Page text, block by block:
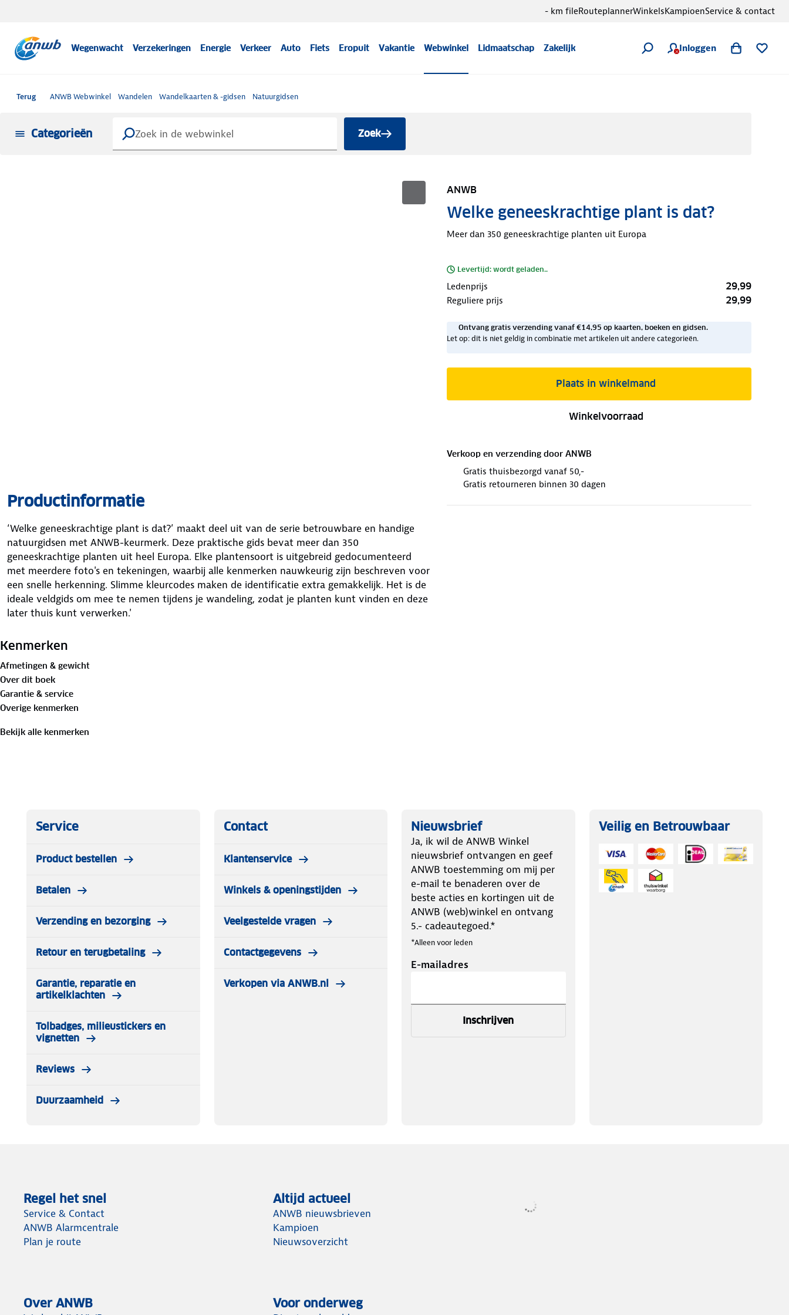
Wegenwacht Verzekeringen Energie Verkeer Auto Fiets Eropuit Vakantie Webwinkel Lidmaatschap Zakelijk Inloggen
- km fileRouteplannerWinkelsKampioenService & contact
Terug ANWB Webwinkel Wandelen Wandelkaarten & -gidsen Natuurgidsen
Categorieën Zoek
ANWB
Welke geneeskrachtige plant is dat?
Meer dan 350 geneeskrachtige planten uit Europa
Levertijd: wordt geladen..
Ledenprijs 29,99
Reguliere prijs 29,99
Ontvang gratis verzending vanaf €14,95 op kaarten, boeken en gidsen.
Let op: dit is niet geldig in combinatie met artikelen uit andere categorieën.
Plaats in winkelmand
Winkelvoorraad
Verkoop en verzending door ANWB
Gratis thuisbezorgd vanaf 50,-
Gratis retourneren binnen 30 dagen
Productinformatie
‘Welke geneeskrachtige plant is dat?’ maakt deel uit van de serie betrouwbare en handige
natuurgidsen met ANWB-keurmerk. Deze praktische gids bevat meer dan 350
geneeskrachtige planten uit heel Europa. Elke plantensoort is uitgebreid gedocumenteerd
met meerdere foto's en tekeningen, waarbij alle kenmerken nauwkeurig zijn beschreven voor
een snelle herkenning. Slimme kleurcodes maken de identificatie extra gemakkelijk. Het is de
ideale veldgids om mee te nemen tijdens je wandeling, zodat je planten kunt vinden en deze
later thuis kunt verwerken.'
Kenmerken
Afmetingen & gewicht
Over dit boek
Garantie & service
Overige kenmerken
Bekijk alle kenmerken
Service
Product bestellen
Betalen
Verzending en bezorging
Retour en terugbetaling
Garantie, reparatie en
artikelklachten
Tolbadges, milieustickers en
vignetten
Reviews
Duurzaamheid
Contact
Klantenservice
Winkels & openingstijden
Veelgestelde vragen
Contactgegevens
Verkopen via ANWB.nl
Nieuwsbrief
Ja, ik wil de ANWB Winkel
nieuwsbrief ontvangen en geef
ANWB toestemming om mij per
e-mail te benaderen over de
beste acties en kortingen uit de
ANWB (web)winkel en ontvang
5.- cadeautegoed.*
*Alleen voor leden
E-mailadres
Inschrijven
Veilig en Betrouwbaar
Regel het snel
Service & Contact
ANWB Alarmcentrale
Plan je route
Altijd actueel
ANWB nieuwsbrieven
Kampioen
Nieuwsoverzicht
Over ANWB Voor onderweg